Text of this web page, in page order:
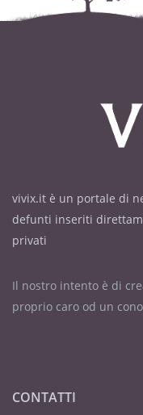
vivix.it è un portale di
defunti inseriti
privati
Il nostro intento è di
proprio caro od un
CONTATTI